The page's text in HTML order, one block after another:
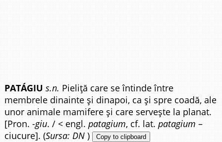
PATÁGIU s.n. Pieliță care se întinde între
membrele dinainte și dinapoi, ca și spre coadă, ale
unor animale mamifere și care servește la planat.
[Pron.-giu. / < engl.patagium, cf. lat.patagium –
ciucure]. (Sursa: DN ) Copy to clipboard